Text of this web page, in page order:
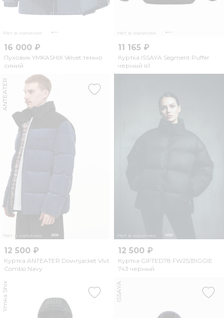
Нет в наличии
16 000 ₽
Пуховик YMKASHIX Velvet темно
синий
Нет в наличии
11 165 ₽
Куртка ISSAYA Segment Puffer
черный is1
Нет в наличии
ANTEATER
12 500 ₽
Куртка ANTEATER Downjacket Vlvt
Combo Navy
Нет в наличии
12 500 ₽
Куртка GIFTED78 FW25/BIGGIE
743 черный
Ymka Shix ISSAYA